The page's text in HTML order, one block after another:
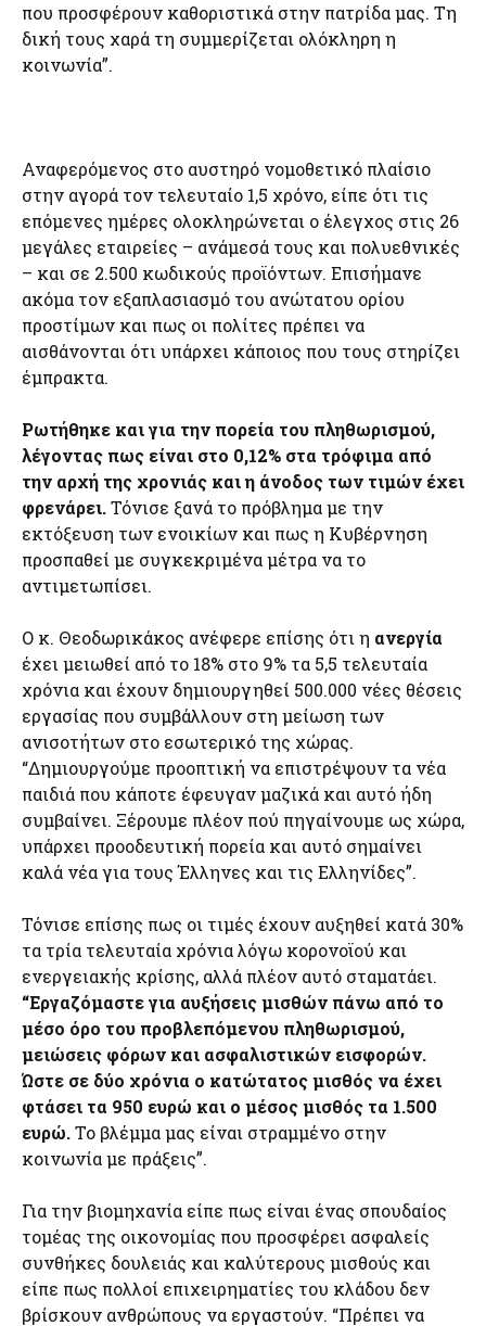
που προσφέρουν καθοριστικά στην πατρίδα μας. Τη
δική τους χαρά τη συμμερίζεται ολόκληρη η
κοινωνία”.
Αναφερόμενος στο αυστηρό νομοθετικό πλαίσιο
στην αγορά τον τελευταίο 1,5 χρόνο, είπε ότι τις
επόμενες ημέρες ολοκληρώνεται ο έλεγχος στις 26
μεγάλες εταιρείες – ανάμεσά τους και πολυεθνικές
– και σε 2.500 κωδικούς προϊόντων. Επισήμανε
ακόμα τον εξαπλασιασμό του ανώτατου ορίου
προστίμων και πως οι πολίτες πρέπει να
αισθάνονται ότι υπάρχει κάποιος που τους στηρίζει
έμπρακτα.
Ρωτήθηκε και για την πορεία του πληθωρισμού,
λέγοντας πως είναι στο 0,12% στα τρόφιμα από
την αρχή της χρονιάς και η άνοδος των τιμών έχει
φρενάρει.Τόνισε ξανά το πρόβλημα με την
εκτόξευση των ενοικίων και πως η Κυβέρνηση
προσπαθεί με συγκεκριμένα μέτρα να το
αντιμετωπίσει.
Ο κ. Θεοδωρικάκος ανέφερε επίσης ότι η ανεργία
έχει μειωθεί από το 18% στο 9% τα 5,5 τελευταία
χρόνια και έχουν δημιουργηθεί 500.000 νέες θέσεις
εργασίας που συμβάλλουν στη μείωση των
ανισοτήτων στο εσωτερικό της χώρας.
“Δημιουργούμε προοπτική να επιστρέψουν τα νέα
παιδιά που κάποτε έφευγαν μαζικά και αυτό ήδη
συμβαίνει. Ξέρουμε πλέον πού πηγαίνουμε ως χώρα,
υπάρχει προοδευτική πορεία και αυτό σημαίνει
καλά νέα για τους Έλληνες και τις Ελληνίδες”.
Τόνισε επίσης πως οι τιμές έχουν αυξηθεί κατά 30%
τα τρία τελευταία χρόνια λόγω κορονοϊού και
ενεργειακής κρίσης, αλλά πλέον αυτό σταματάει.
“Εργαζόμαστε για αυξήσεις μισθών πάνω από το
μέσο όρο του προβλεπόμενου πληθωρισμού,
μειώσεις φόρων και ασφαλιστικών εισφορών.
Ώστε σε δύο χρόνια ο κατώτατος μισθός να έχει
φτάσει τα 950 ευρώ και ο μέσος μισθός τα 1.500
ευρώ.Το βλέμμα μας είναι στραμμένο στην
κοινωνία με πράξεις”.
Για την βιομηχανία είπε πως είναι ένας σπουδαίος
τομέας της οικονομίας που προσφέρει ασφαλείς
συνθήκες δουλειάς και καλύτερους μισθούς και
είπε πως πολλοί επιχειρηματίες του κλάδου δεν
βρίσκουν ανθρώπους να εργαστούν. “Πρέπει να